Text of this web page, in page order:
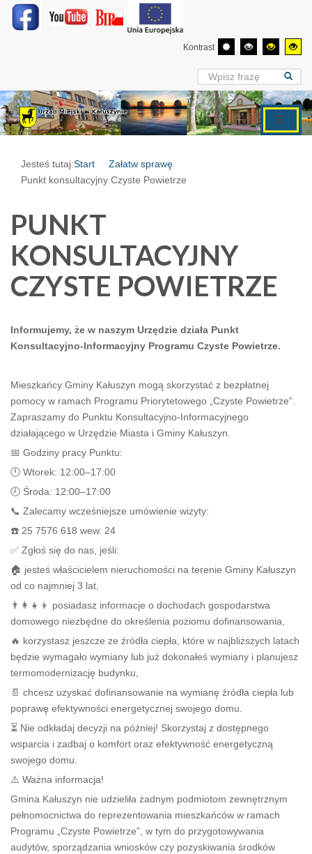
Kontrast
Jesteś tutaj:Start
Załatw sprawę
Punkt konsultacyjny Czyste Powietrze
PUNKT
KONSULTACYJNY
CZYSTE POWIETRZE
Informujemy, że w naszym Urzędzie działa Punkt
Konsultacyjno-Informacyjny Programu Czyste Powietrze.
Mieszkańcy Gminy Kałuszyn mogą skorzystać z bezpłatnej
pomocy w ramach Programu Priorytetowego „Czyste Powietrze”.
Zapraszamy do Punktu Konsultacyjno-Informacyjnego
działającego w Urzędzie Miasta i Gminy Kałuszyn.
📅 Godziny pracy Punktu:
🕛 Wtorek: 12:00–17:00
🕗 Środa: 12:00–17:00
📞 Zalecamy wcześniejsze umówienie wizyty:
☎️ 25 7576 618 wew. 24
✅ Zgłoś się do nas, jeśli:
🏠 jesteś właścicielem nieruchomości na terenie Gminy Kałuszyn
od co najmniej 3 lat,
👨‍👩‍👧‍👦 posiadasz informacje o dochodach gospodarstwa
domowego niezbędne do określenia poziomu dofinansowania,
🔥 korzystasz jeszcze ze źródła ciepła, które w najbliższych latach
będzie wymagało wymiany lub już dokonałeś wymiany i planujesz
termomodernizację budynku,
📄 chcesz uzyskać dofinansowanie na wymianę źródła ciepła lub
poprawę efektywności energetycznej swojego domu.
⏳ Nie odkładaj decyzji na później! Skorzystaj z dostępnego
wsparcia i zadbaj o komfort oraz efektywność energetyczną
swojego domu.
⚠️ Ważna informacja!
Gmina Kałuszyn nie udzieliła żadnym podmiotom zewnętrznym
pełnomocnictwa do reprezentowania mieszkańców w ramach
Programu „Czyste Powietrze”, w tym do przygotowywania
audytów, sporządzania wniosków czy pozyskiwania środków